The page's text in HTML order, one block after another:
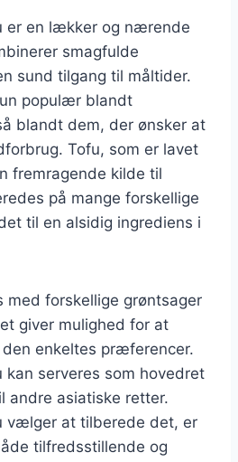
er en lækker og nærende
smagfulde
sund tilgang til måltider.
populær blandt
blandt dem, der ønsker at
Tofu, som er lavet
fremragende kilde til
på mange forskellige
til en alsidig ingrediens i
med forskellige grøntsager
giver mulighed for at
enkeltes præferencer.
kan serveres som hovedret
andre asiatiske retter.
vælger at tilberede det, er
tilfredsstillende og